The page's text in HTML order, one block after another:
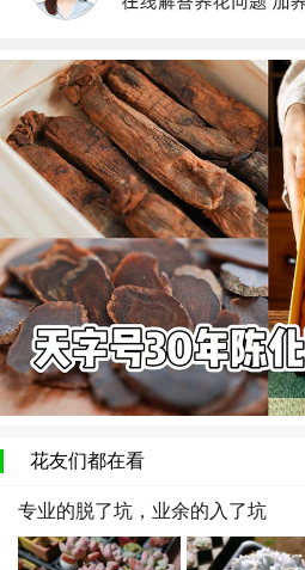
花友们都在看
专业的脱了坑，业余的入了坑